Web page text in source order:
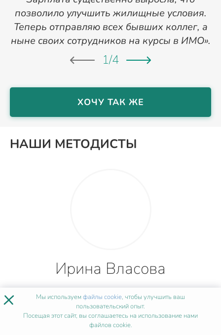
позволило улучшить жилищные условия.
Теперь отправляю всех бывших коллег, а
ныне своих сотрудников на курсы в ИМО».
1/4
ХОЧУ ТАК ЖЕ
НАШИ МЕТОДИСТЫ
Ирина Власова
4 года
× Мы используемфайлы cookie, чтобы улучшить ваш
пользовательский опыт.
Посещая этот сайт, вы соглашаетесь на использование нами
файлов cookie.